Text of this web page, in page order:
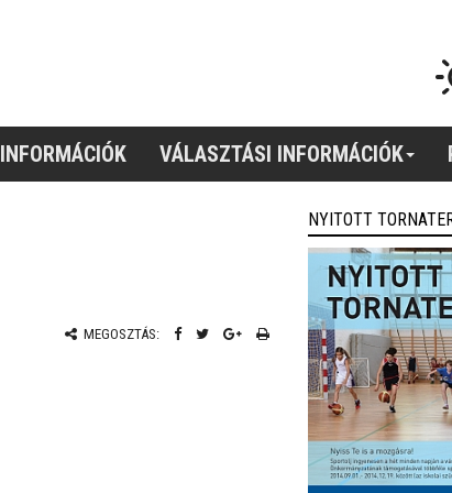
INFORMÁCIÓK VÁLASZTÁSI INFORMÁCIÓK
MEGOSZTÁS:
NYITOTT